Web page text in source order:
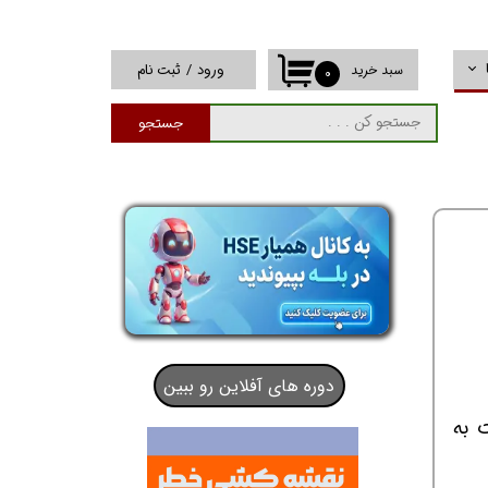
جستجو
۰ سبد خرید ورود / ثبت نام
حساب کاربری من
تغییر گذر واژه
خروج از حساب
کاربری
به
دوره های آفلاین رو ببین